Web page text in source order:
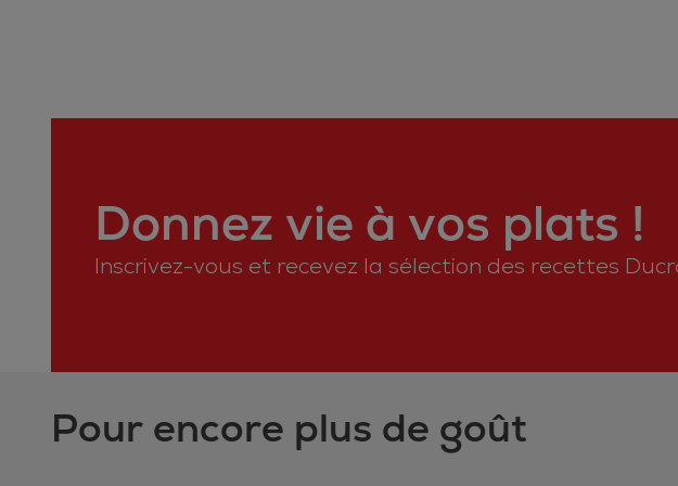
Donnez vie à vos plats !
Inscrivez-vous et recevez la sélection des recettes
Pour encore plus de goût